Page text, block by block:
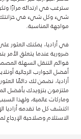
سترغب في ارتدائه مرارًا
شيء وكل شيء في خزانتك،
مواجهة المناسبة.
في أزاديا، يمكنك العثور
ضرورية عندما يتعلق
قوائم التنقل السهلة
أفضل الجوارب الرجالية
أزاديا، نضمن لك دائمًا
ملتزمون بتزويدك بأفضل
وماركات عالمية، ولهذا
اكتشف كل ما تقدمه أزاديا
الاستلام وصلاحية الإرجاع لمدة 30